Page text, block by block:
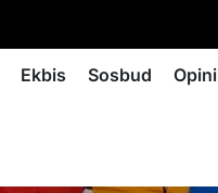
Ekbis Sosbud Opini